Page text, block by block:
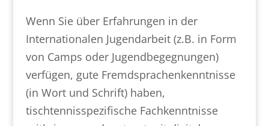
Wenn Sie über Erfahrungen in der
Internationalen Jugendarbeit (z.B. in Form
von Camps oder Jugendbegegnungen)
verfügen, gute Fremdsprachenkenntnisse
(in Wort und Schrift) haben,
tischtennisspezifische Fachkenntnisse